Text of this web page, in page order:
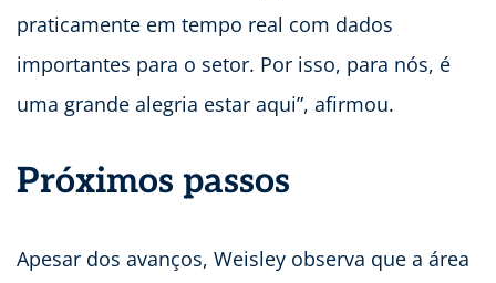
praticamente em tempo real com dados
importantes para o setor. Por isso, para nós, é
uma grande alegria estar aqui”, afirmou.
Próximos passos
Apesar dos avanços, Weisley observa que a área